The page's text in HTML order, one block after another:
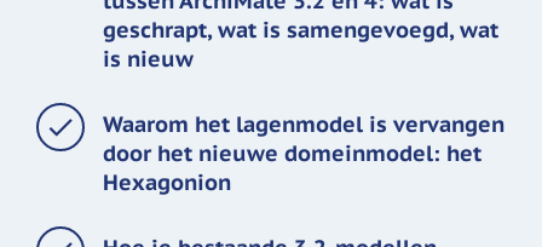
geschrapt, wat is samengevoegd, wat
is nieuw
Waarom het lagenmodel is vervangen
door het nieuwe domeinmodel: het
Hexagonion